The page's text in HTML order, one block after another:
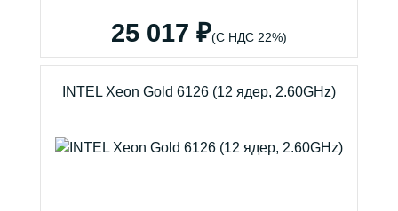
25 017 ₽(С НДС 22%)
INTEL Xeon Gold 6126 (12 ядер, 2.60GHz)